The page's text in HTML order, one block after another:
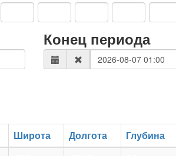
Конец периода
Широта Долгота Глубина